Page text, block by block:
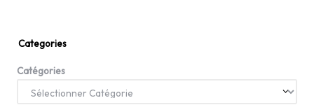
Categories
Catégories